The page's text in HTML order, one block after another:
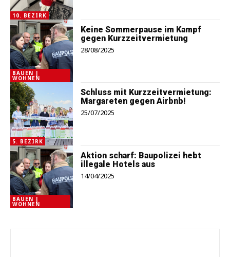
10. BEZIRK
BAUEN |
WOHNEN
Keine Sommerpause im Kampf
gegen Kurzzeitvermietung
28/08/2025
5. BEZIRK
Schluss mit Kurzzeitvermietung:
Margareten gegen Airbnb!
25/07/2025
BAUEN |
WOHNEN
Aktion scharf: Baupolizei hebt
illegale Hotels aus
14/04/2025